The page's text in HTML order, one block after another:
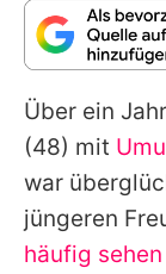
Über ein
(48) mit
war
jüngeren
häufig